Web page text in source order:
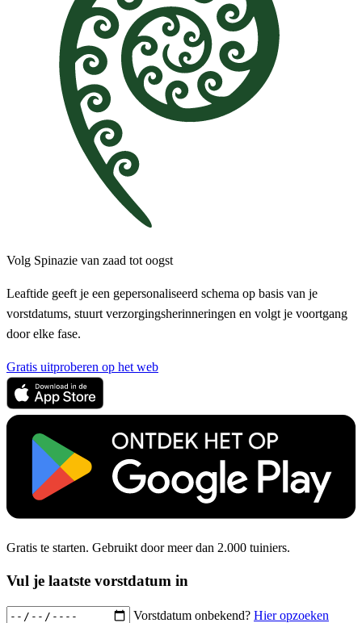
Volg Spinazie van zaad tot oogst
Leaftide geeft je een gepersonaliseerd schema op basis van je
vorstdatums, stuurt verzorgingsherinneringen en volgt je voortgang
door elke fase.
Gratis uitproberen op het web
Gratis te starten. Gebruikt door meer dan 2.000 tuiniers.
Vul je laatste vorstdatum in
Vorstdatum onbekend? Hier opzoeken